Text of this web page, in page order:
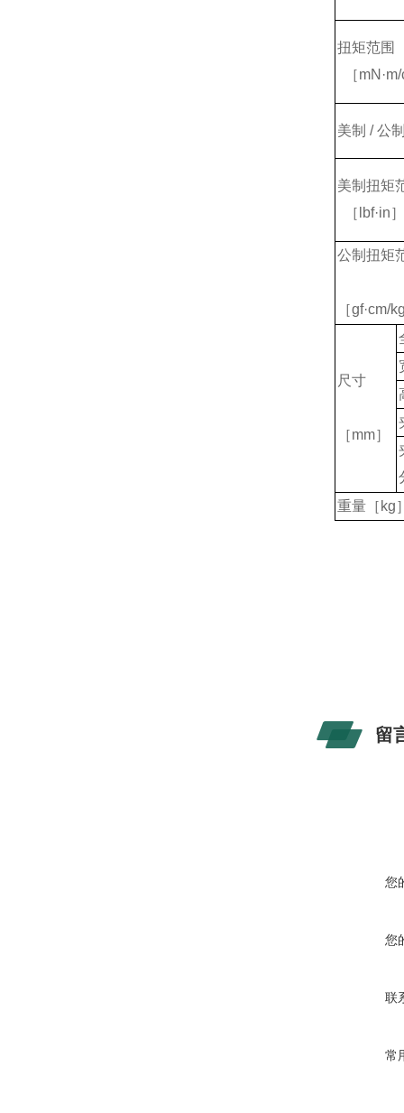
扭矩范围
［
美制 / 公
美制扭矩
［lbf·in
公制扭矩
［gf·cm/
尺寸
［mm］
重量［kg
留
您
您
联
常